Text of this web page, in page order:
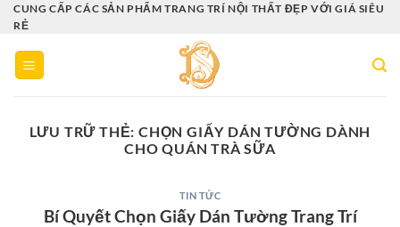
Bỏ
qua
nội
dung
CUNG CẤP CÁC SẢN PHẨM TRANG TRÍ NỘI THẤT ĐẸP VỚI GIÁ SIÊU
RẺ
LƯU TRỮ THẺ:CHỌN GIẤY DÁN TƯỜNG DÀNH
CHO QUÁN TRÀ SỮA
TIN TỨC
Bí Quyết Chọn Giấy Dán Tường Trang Trí